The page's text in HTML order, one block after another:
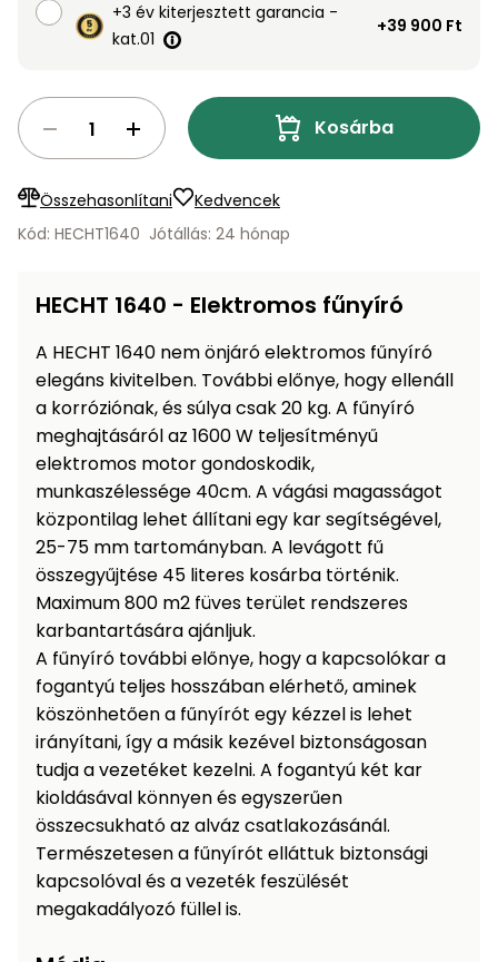
Szivattyú
Magasnyomású
mosó
Seprőgép
Hólapát
kiegészítő
Növényápolási
kellékek
Permetező
Üvegház
és
melegház
Komposztáló
Kézi
szerszám,
eszközök
Kiegészítők
+3 év kiterjesztett garancia -
kat.01
+39 900 Ft
Kosárba
Összehasonlítani
Kedvencek
Kód: HECHT1640 Jótállás: 24 hónap
HECHT 1640 - Elektromos fűnyíró
A HECHT 1640 nem önjáró elektromos fűnyíró
elegáns kivitelben. További előnye, hogy ellenáll
a korróziónak, és súlya csak 20 kg. A fűnyíró
meghajtásáról az 1600 W teljesítményű
elektromos motor gondoskodik,
munkaszélessége 40cm. A vágási magasságot
központilag lehet állítani egy kar segítségével,
25-75 mm tartományban. A levágott fű
összegyűjtése 45 literes kosárba történik.
Maximum 800 m2 füves terület rendszeres
karbantartására ajánljuk.
A fűnyíró további előnye, hogy a kapcsolókar a
fogantyú teljes hosszában elérhető, aminek
köszönhetően a fűnyírót egy kézzel is lehet
irányítani, így a másik kezével biztonságosan
tudja a vezetéket kezelni. A fogantyú két kar
kioldásával könnyen és egyszerűen
összecsukható az alváz csatlakozásánál.
Természetesen a fűnyírót elláttuk biztonsági
kapcsolóval és a vezeték feszülését
megakadályozó füllel is.